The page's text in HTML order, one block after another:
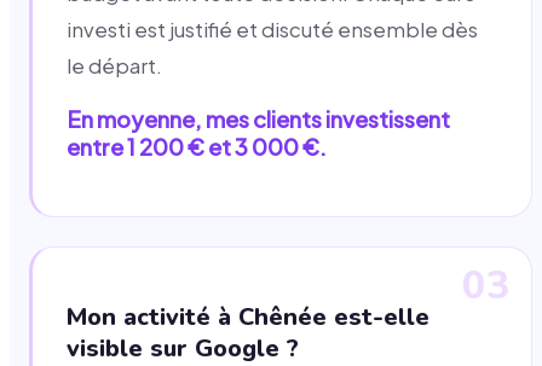
investi est justifié et discuté ensemble dès
le départ.
En moyenne, mes clients investissent
entre 1 200 € et 3 000 €.
03
Mon activité à Chênée est-elle
visible sur Google ?